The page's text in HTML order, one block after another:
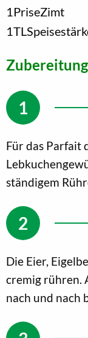
1 PriseZimt
1TL
Zubereitung
Für das Parfait
ständigem
Die Eier,
cremig rühren.
nach und nach